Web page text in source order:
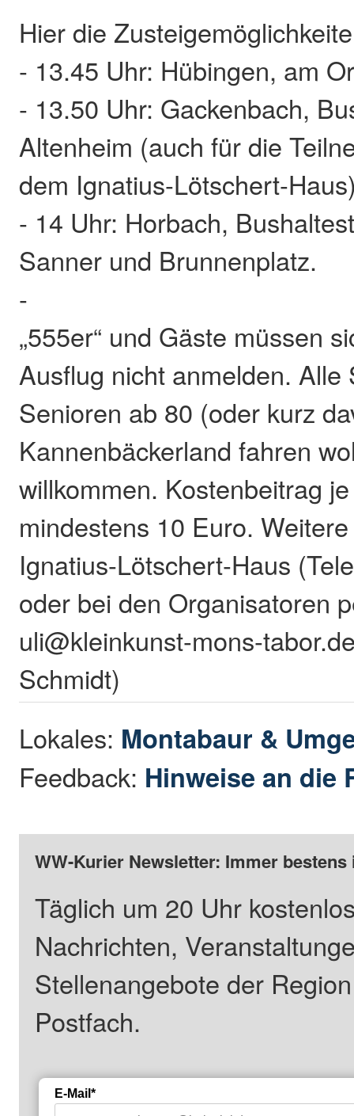
Hier die
- 13.45 Uhr: Hübingen, am
- 13.50 Uhr: Gackenbach,
Altenheim (auch für die
dem Ignatius-Lötschert-
- 14 Uhr: Horbach,
Sanner und Brunnenplatz.
-
„555er“ und Gäste müssen
Ausflug nicht anmelden. Alle
Senioren ab 80 (oder kurz
Kannenbäckerland fahren
willkommen. Kostenbeitrag
mindestens 10 Euro.
Ignatius-Lötschert-Haus
oder bei den Organisatoren
uli@kleinkunst-mons-
Schmidt)
Lokales: Montabaur &
Feedback: Hinweise an die
WW-Kurier Newsletter: Immer
Täglich um 20 Uhr
Nachrichten,
Stellenangebote der
Postfach.
E-Mail*